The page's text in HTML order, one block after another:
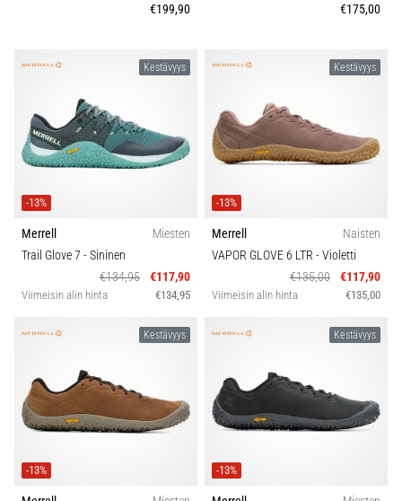
€199,90
€175,00
Kestävyys
-13%
Merrell
Miesten
Trail Glove 7 - Sininen
€134,95
€117,90
Viimeisin alin hinta €134,95
Kestävyys
-13%
Merrell
Naisten
VAPOR GLOVE 6 LTR - Violetti
€135,00
€117,90
Viimeisin alin hinta €135,00
Kestävyys
-13%
Kestävyys
-13%